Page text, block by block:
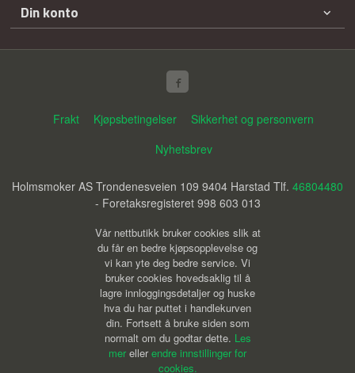
Din konto
Frakt Kjøpsbetingelser
Sikkerhet og personvern
Nyhetsbrev
Holmsmoker AS Trondenesveien 109 9404 Harstad Tlf. 46804480
- Foretaksregisteret 998 603 013
Vår nettbutikk bruker cookies slik at
du får en bedre kjøpsopplevelse og
vi kan yte deg bedre service. Vi
bruker cookies hovedsaklig til å
lagre innloggingsdetaljer og huske
hva du har puttet i handlekurven
din. Fortsett å bruke siden som
normalt om du godtar dette. Les
mer ellerendre innstillinger for
cookies.